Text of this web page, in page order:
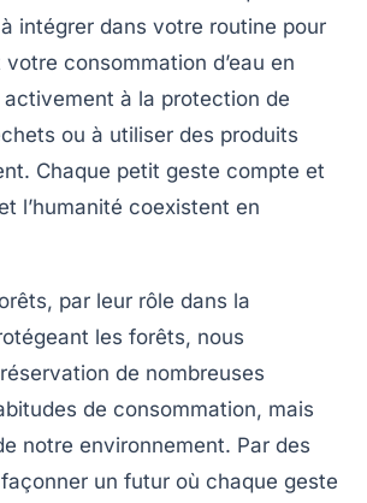
intégrer dans votre routine pour
votre consommation d’eau en
à la protection de
ou à utiliser des produits
Chaque petit geste compte et
l’humanité coexistent en
par leur rôle dans la
les forêts, nous
de nombreuses
de consommation, mais
notre environnement. Par des
un futur où chaque geste